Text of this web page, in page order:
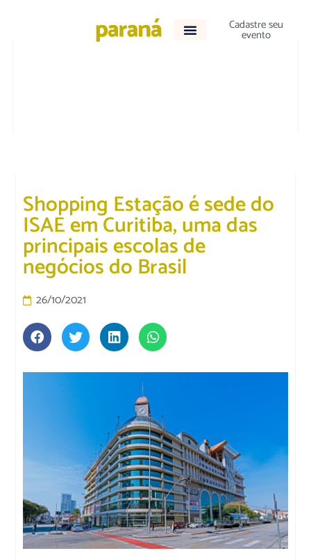
Cadastre seu
evento
Shopping Estação é sede do
ISAE em Curitiba, uma das
principais escolas de
negócios do Brasil
26/10/2021